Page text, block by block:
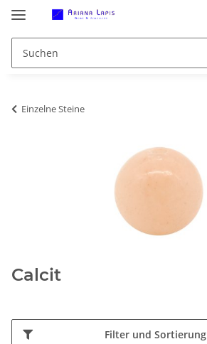
Einzelne Steine
Calcit
Filter und Sortierung